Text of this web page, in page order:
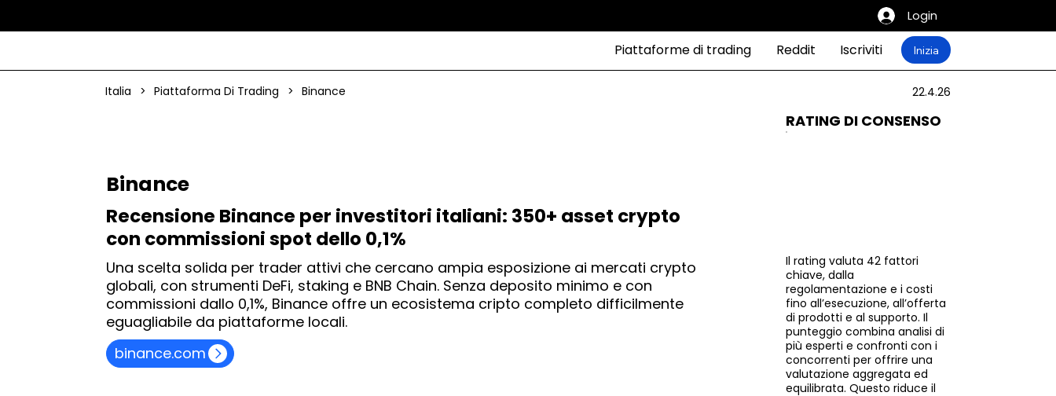
Login
Piattaforme di trading Reddit Iscriviti Inizia
Italia > Piattaforma Di Trading > Binance 22.4.26
Binance
Recensione Binance per investitori italiani: 350+ asset crypto
con commissioni spot dello 0,1%
Una scelta solida per trader attivi che cercano ampia esposizione ai mercati crypto
globali, con strumenti DeFi, staking e BNB Chain. Senza deposito minimo e con
commissioni dallo 0,1%, Binance offre un ecosistema cripto completo difficilmente
eguagliabile da piattaforme locali.
binance.com
RATING DI CONSENSO
Il rating valuta 42 fattori
chiave, dalla
regolamentazione e i costi
fino all’esecuzione, all’offerta
di prodotti e al supporto. Il
punteggio combina analisi di
più esperti e confronti con i
concorrenti per offrire una
valutazione aggregata ed
equilibrata. Questo riduce il